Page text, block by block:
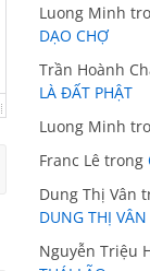
Luong Minh
DẠO CHỢ
Trần Hoành
LÀ ĐẤT PHẬT
Luong Minh
Franc Lê trong
Dung Thị Vân
DUNG THỊ VÂN
Nguyễn Triệu